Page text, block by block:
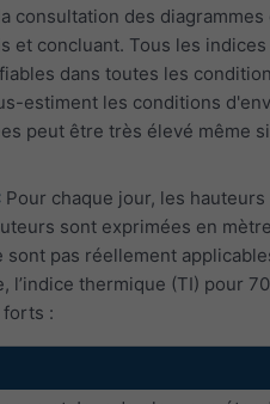
consultation des
concluant. Tous les
dans toutes les
estiment les conditions
peut être très élevé même
Pour chaque jour, les
sont exprimées en
pas réellement
thermique (TI) pour
: